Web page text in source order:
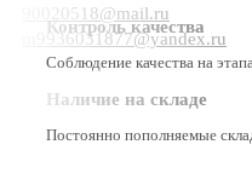
90020518@mail.ru
m9936031877@yandex.ru
Контроль качества
Соблюдение качества на
Наличие на складе
Постоянно пополняемые